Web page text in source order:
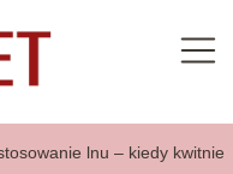
lnu – kiedy kwitnie